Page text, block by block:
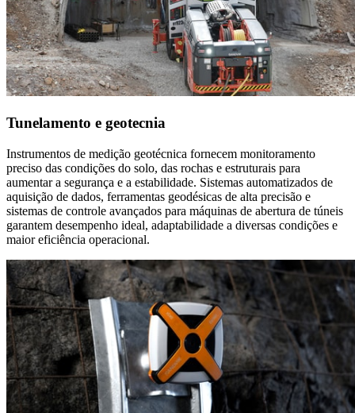
Tunelamento e geotecnia
Instrumentos de medição geotécnica fornecem monitoramento
preciso das condições do solo, das rochas e estruturais para
aumentar a segurança e a estabilidade. Sistemas automatizados de
aquisição de dados, ferramentas geodésicas de alta precisão e
sistemas de controle avançados para máquinas de abertura de túneis
garantem desempenho ideal, adaptabilidade a diversas condições e
maior eficiência operacional.